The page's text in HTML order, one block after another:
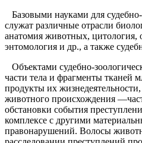
Базовыми науками для
служат различные отрасли
анатомия животных, цитология,
энтомология и др., а также
Объектами судебно-
части тела и фрагменты тканей
продукты их
животного происхождения
обстановки события
комплексе с другими
правонарушений. Волосы